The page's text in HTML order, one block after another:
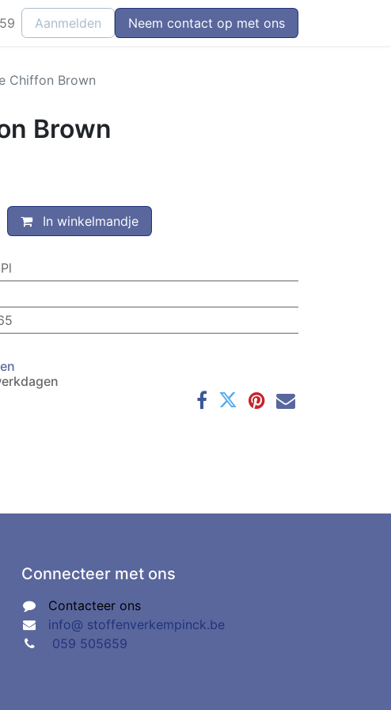
Aanmelden Neem contact op met ons
Chiffon Brown
Brown
In winkelmandje
Connecteer met ons
Contacteer ons
info@ stoffenverkempinck.be
059 505659